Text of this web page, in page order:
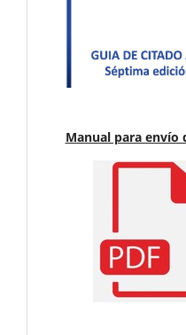
Manual para envío